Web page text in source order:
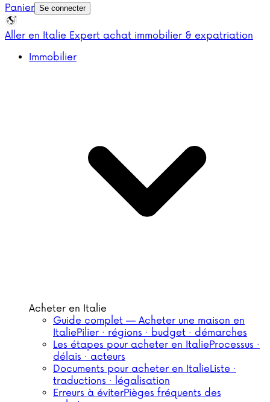
Panier Se connecter
Aller en Italie Expert achat immobilier & expatriation
Immobilier
Acheter en Italie
Guide complet — Acheter une maison en
ItaliePilier · régions · budget · démarches
Les étapes pour acheter en ItalieProcessus ·
délais · acteurs
Documents pour acheter en ItalieListe ·
traductions · légalisation
Erreurs à éviterPièges fréquents des